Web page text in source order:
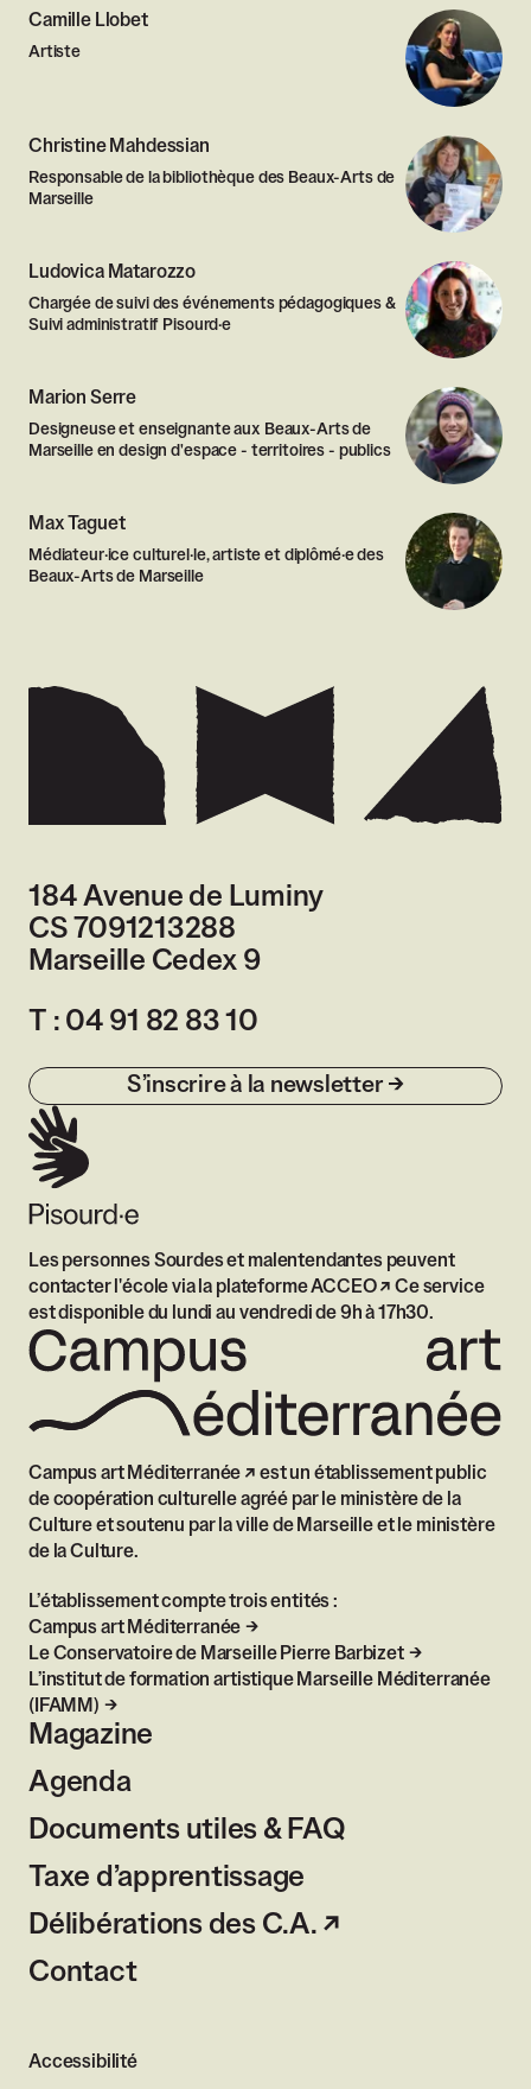
Camille Llobet
Artiste
Christine Mahdessian
Responsable de la bibliothèque des Beaux-Arts de
Marseille
Ludovica Matarozzo
Chargée de suivi des événements pédagogiques &
Suivi administratif Pisourd·e
Marion Serre
Designeuse et enseignante aux Beaux-Arts de
Marseille en design d'espace - territoires - publics
Max Taguet
Médiateur·ice culturel·le, artiste et diplômé·e des
Beaux-Arts de Marseille
184 Avenue de Luminy
CS 7091213288
Marseille Cedex 9France
T : 04 91 82 83 10
S’inscrire à la newsletter
Magazine
Agenda
Documents utiles & FAQ
Taxe d’apprentissage
Délibérations des C.A.
Contact
Campus art Méditerranée
est un établissement public
de coopération culturelle agréé par le ministère de la
Culture et soutenu par la ville de Marseille et le ministère
de la Culture.
L’établissement compte trois entités :
Campus art Méditerranée
Le Conservatoire de Marseille Pierre Barbizet
L’institut de formation artistique Marseille Méditerranée
(IFAMM)
Les personnes Sourdes et malentendantes peuvent
contacter l'école via la plateforme ACCEO
Ce service
est disponible du lundi au vendredi de 9h à 17h30.
Accessibilité